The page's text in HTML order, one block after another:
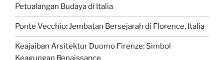
Petualangan Budaya di Italia
Ponte Vecchio: Jembatan Bersejarah di Florence, Italia
Keajaiban Arsitektur Duomo Firenze: Simbol
Keagungan Renaissance